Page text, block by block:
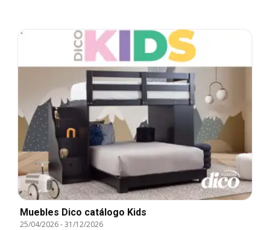
Muebles Dico catálogo Kids
25/04/2026-31/12/2026